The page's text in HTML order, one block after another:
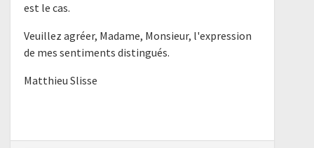
est le cas.
Veuillez agréer, Madame, Monsieur, l'expression
de mes sentiments distingués.
Matthieu Slisse